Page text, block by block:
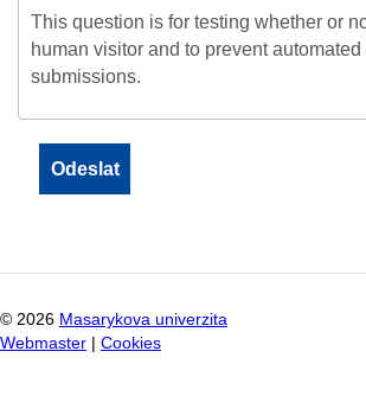
This question is for testing whether or
human visitor and to prevent automated
submissions.
© 2026 Masarykova univerzita
Webmaster
Cookies